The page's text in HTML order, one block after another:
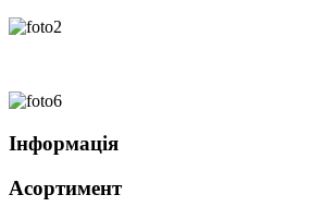
Інформація
Асортимент